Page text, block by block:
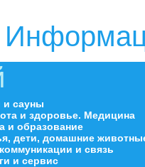
и сауны
и здоровье. Медицина
и образование
дети, домашние
и связь
и сервис